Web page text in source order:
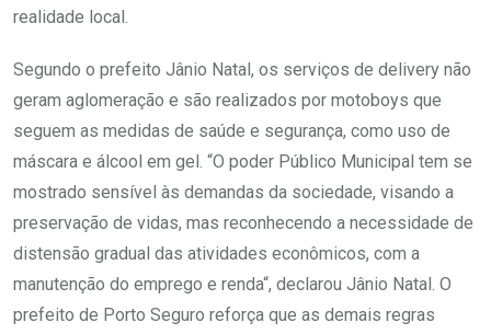
realidade local.
Segundo o prefeito Jânio Natal, os serviços de delivery não
geram aglomeração e são realizados por motoboys que
seguem as medidas de saúde e segurança, como uso de
máscara e álcool em gel. “O poder Público Municipal tem se
mostrado sensível às demandas da sociedade, visando a
preservação de vidas, mas reconhecendo a necessidade de
distensão gradual das atividades econômicos, com a
manutenção do emprego e renda“, declarou Jânio Natal. O
prefeito de Porto Seguro reforça que as demais regras